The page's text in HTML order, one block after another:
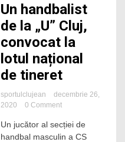
am
trăit
aievea”
Un handbalist
de la „U” Cluj,
convocat la
lotul național
de tineret
sportulclujean
decembrie 26,
2020
0 Commenton
handbalist
de
Un jucător al secției de
handbal masculin a CS